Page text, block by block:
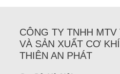
CÔNG TY TNHH
VÀ SẢN XUẤT CƠ
THIÊN AN PHÁT